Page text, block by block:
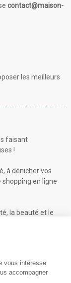
contact@maison-
les meilleurs
faisant
!
à dénicher vos
en ligne
la beauté et le